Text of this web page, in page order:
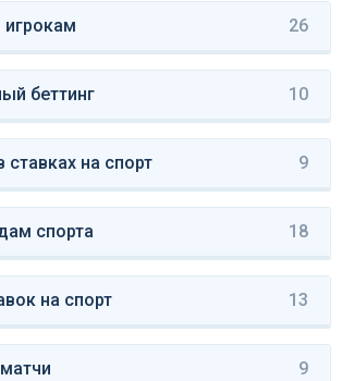
26
беттинг 10
ставках на спорт 9
спорта 18
на спорт 13
9